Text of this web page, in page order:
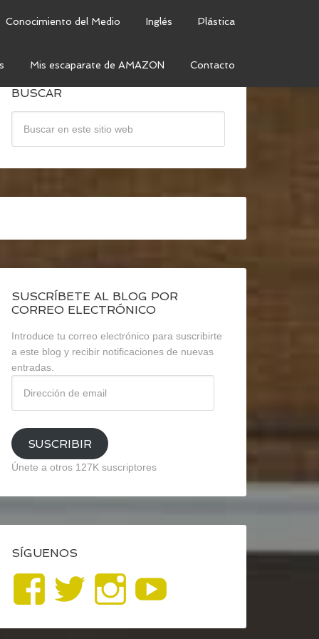
Conocimiento del Medio Inglés Plástica
Mis escaparate de AMAZON Contacto
BUSCAR
SUSCRÍBETE AL BLOG POR
CORREO ELECTRÓNICO
Introduce tu correo electrónico para suscribirte
a este blog y recibir notificaciones de nuevas
entradas.
email
SUSCRIBIR
Únete a otros 127K suscriptores
SÍGUENOS
Ver
perfil
Ver
perfil
Ver
perfil